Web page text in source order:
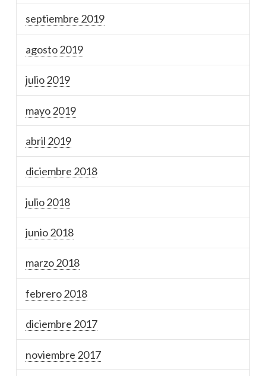
septiembre 2019
agosto 2019
julio 2019
mayo 2019
abril 2019
diciembre 2018
julio 2018
junio 2018
marzo 2018
febrero 2018
diciembre 2017
noviembre 2017